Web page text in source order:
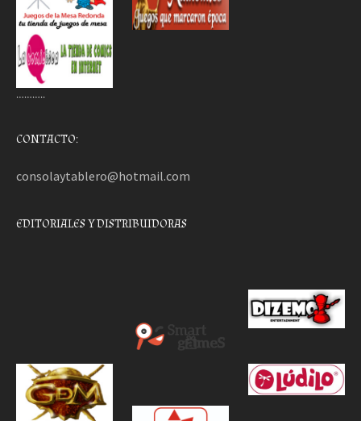
………..
CONTACTO:
consolaytablero@hotmail.com
EDITORIALES Y DISTRIBUIDORAS